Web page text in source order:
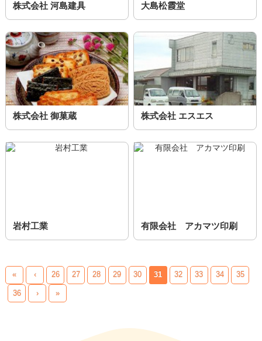
株式会社 河島建具 大島松霞堂
株式会社 御菓蔵 株式会社 エスエス
岩村工業 有限会社 アカマツ印刷
« ‹ 26 27 28 29 30 31 32 33 34 35
36 › »